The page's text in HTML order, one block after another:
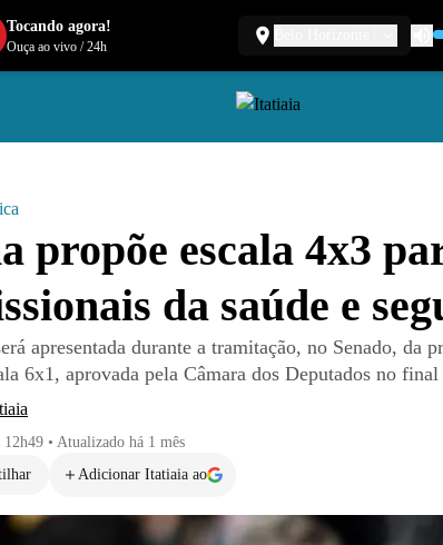
propõe escala 4x3
da saúde e
apresentada durante a tramitação, no Senado, da
6x1, aprovada pela Câmara dos Deputados no
12h49 • Atualizado há 1 mês
Adicionar Itatiaia ao
Tocando agora!
Ouça ao vivo/24h